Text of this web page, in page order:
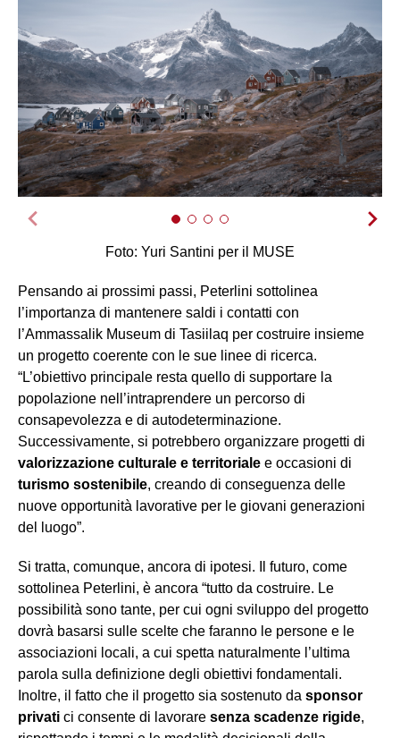
Foto: Yuri Santini per il MUSE
Pensando ai prossimi passi, Peterlini sottolinea
l’importanza di mantenere saldi i contatti con
l’Ammassalik Museum di Tasiilaq per costruire insieme
un progetto coerente con le sue linee di ricerca.
“L’obiettivo principale resta quello di supportare la
popolazione nell’intraprendere un percorso di
consapevolezza e di autodeterminazione.
Successivamente, si potrebbero organizzare progetti di
valorizzazione culturale e territoriale e occasioni di
turismo sostenibile, creando di conseguenza delle
nuove opportunità lavorative per le giovani generazioni
del luogo”.
Si tratta, comunque, ancora di ipotesi. Il futuro, come
sottolinea Peterlini, è ancora “tutto da costruire. Le
possibilità sono tante, per cui ogni sviluppo del progetto
dovrà basarsi sulle scelte che faranno le persone e le
associazioni locali, a cui spetta naturalmente l’ultima
parola sulla definizione degli obiettivi fondamentali.
Inoltre, il fatto che il progetto sia sostenuto da sponsor
privati ci consente di lavorare senza scadenze rigide,